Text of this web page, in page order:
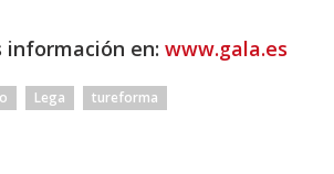
información en:www.gala.es
Lega tureforma